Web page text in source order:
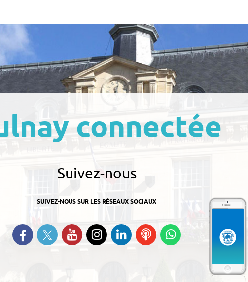
connectée
Suivez-nous
SUIVEZ-NOUS SUR LES RÉSEAUX SOCIAUX
Retrouvez-nous sur Facebook
Suivez-nous sur Twitter
Suivez-nous sur YouTube
Suivez-nous sur
Instagram
Retrouvez-nous
sur Linkedin
Ecoutez
nos